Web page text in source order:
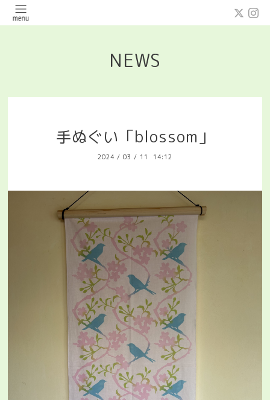
NEWS
手ぬぐい「blossom」
2024 / 03 / 11 14:12